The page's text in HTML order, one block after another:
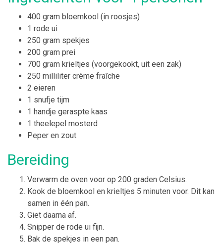
400 gram bloemkool (in roosjes)
1 rode ui
250 gram spekjes
200 gram prei
700 gram krieltjes (voorgekookt, uit een zak)
250 milliliter crème fraîche
2 eieren
1 snufje tijm
1 handje geraspte kaas
1 theelepel mosterd
Peper en zout
Bereiding
Verwarm de oven voor op 200 graden Celsius.
Kook de bloemkool en krieltjes 5 minuten voor. Dit kan
samen in één pan.
Giet daarna af.
Snipper de rode ui fijn.
Bak de spekjes in een pan.